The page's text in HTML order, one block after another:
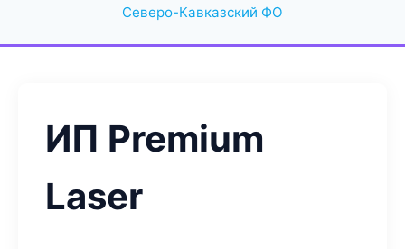
Северо-Кавказский ФО
ИП Premium
Laser